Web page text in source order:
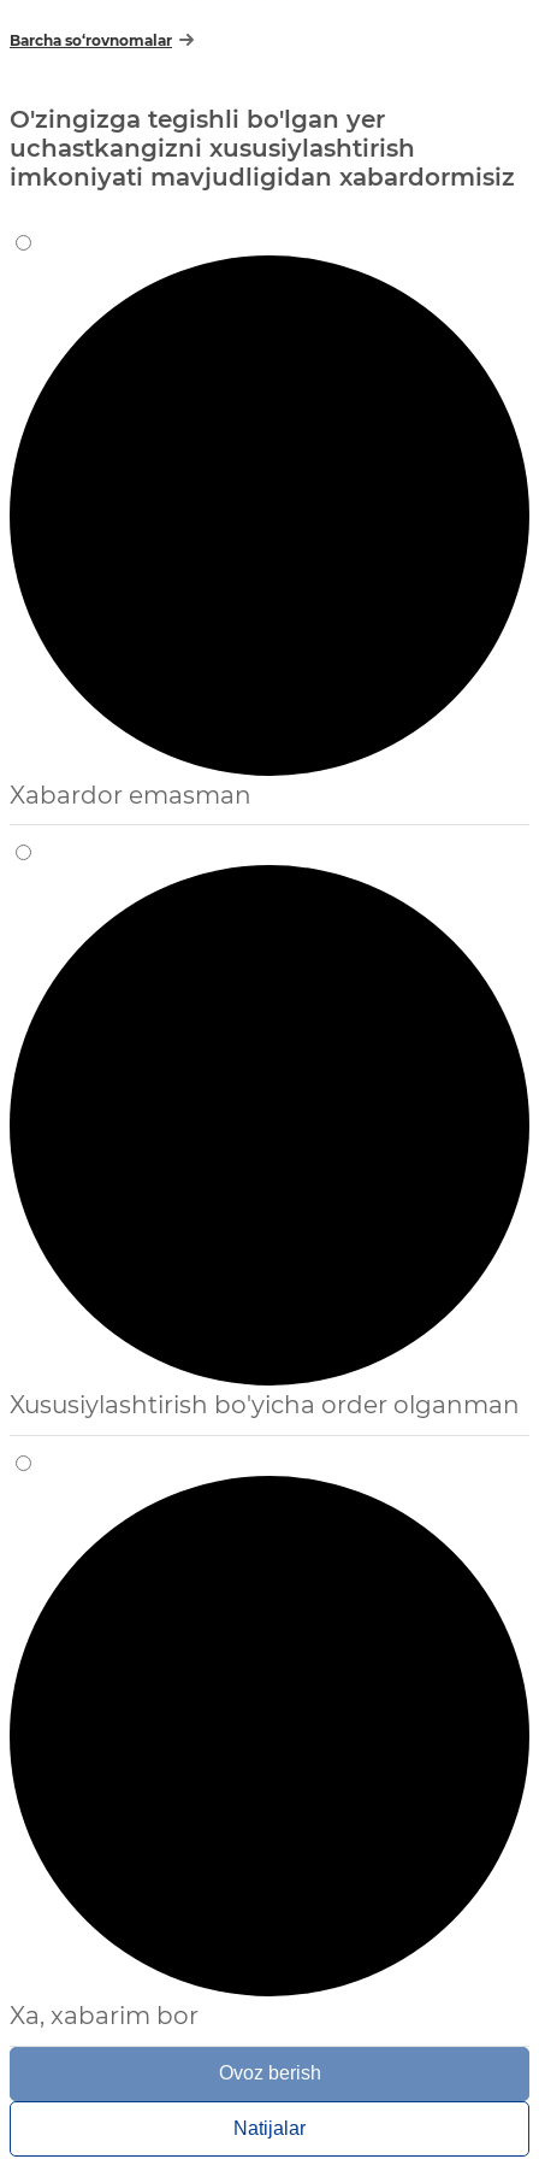
Barcha so‘rovnomalar
O'zingizga tegishli bo'lgan yer
uchastkangizni xususiylashtirish
imkoniyati mavjudligidan xabardormisiz
Xabardor emasman
Xususiylashtirish bo'yicha order olganman
Xa, xabarim bor
Ovoz berish
Natijalar